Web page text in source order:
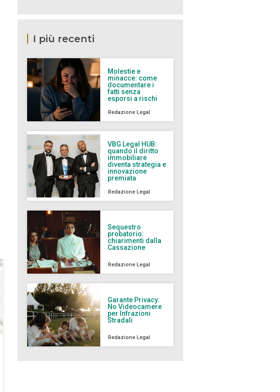
I più recenti
Molestie e
minacce: come
documentare i
fatti senza
esporsi a rischi
Redazione Legal
VBG Legal HUB:
quando il diritto
immobiliare
diventa strategia e
innovazione
premiata
Redazione Legal
Sequestro
probatorio:
chiarimenti dalla
Cassazione
Redazione Legal
Garante Privacy:
No Videocamere
per Infrazioni
Stradali
Redazione Legal